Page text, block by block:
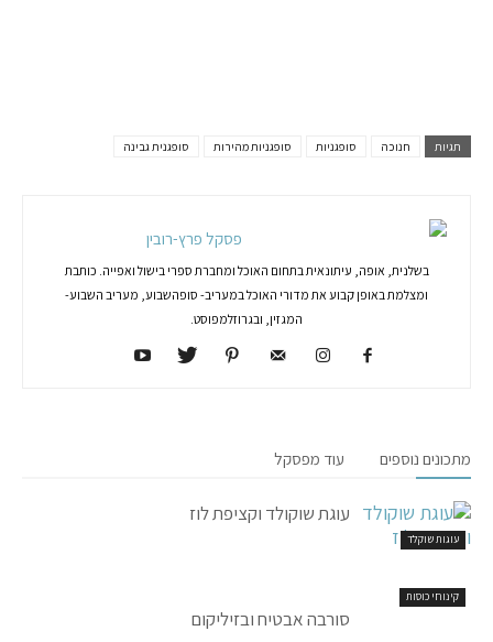
תגיות חנוכה סופגניות סופגניות מהירות סופגנית גבינה
פסקל פרץ-רובין
בשלנית, אופה, עיתונאית בתחום האוכל ומחברת ספרי בישול ואפייה. כותבת
ומצלמת באופן קבוע את מדורי האוכל במעריב- סופהשבוע, מעריב השבוע-
המגזין, ובגרוזלמפוסט.
מתכונים נוספים עוד מפסקל
עוגות שוקלד
עוגת שוקולד וקציפת לוז
קינוחי כוסות
סורבה אבטיח ובזיליקום